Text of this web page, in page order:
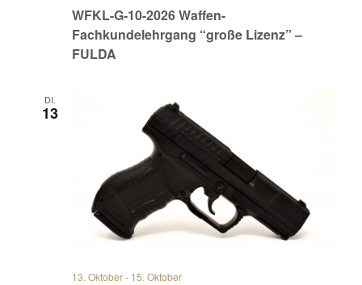
WFKL-G-10-2026 Waffen-
Fachkundelehrgang “große Lizenz” –
FULDA
DI.
13
13. Oktober- 15. Oktober